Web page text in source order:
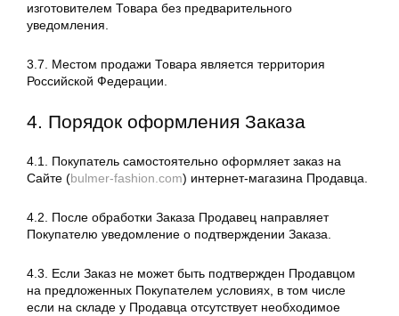
изготовителем Товара без предварительного
уведомления.
3.7. Местом продажи Товара является территория
Российской Федерации.
4. Порядок оформления Заказа
4.1. Покупатель самостоятельно оформляет заказ на
Сайте (bulmer-fashion.com) интернет-магазина Продавца.
4.2. После обработки Заказа Продавец направляет
Покупателю уведомление о подтверждении Заказа.
4.3. Если Заказ не может быть подтвержден Продавцом
на предложенных Покупателем условиях, в том числе
если на складе у Продавца отсутствует необходимое